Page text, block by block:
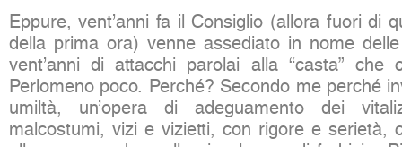
Eppure, vent’anni fa il Consiglio (allora fuori di
della prima ora) venne assediato in nome delle
vent’anni di attacchi parolai alla “casta” che
Perlomeno poco. Perché? Secondo me perché
umiltà, un’opera di adeguamento dei
malcostumi, vizi e vizietti, con rigore e serietà,